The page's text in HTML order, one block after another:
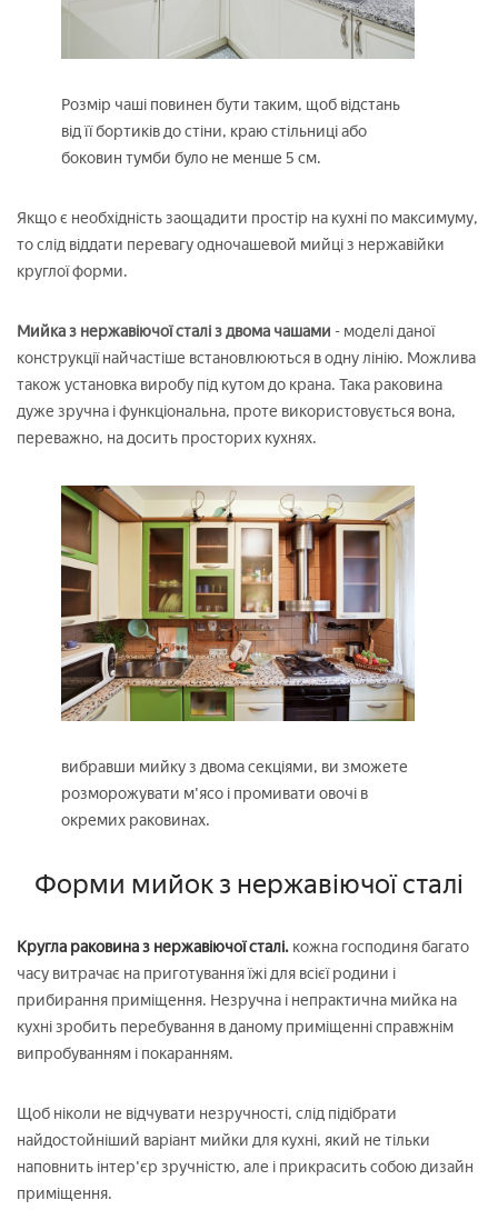
Розмір чаші повинен бути таким, щоб відстань
від її бортиків до стіни, краю стільниці або
боковин тумби було не менше 5 см.
Якщо є необхідність заощадити простір на кухні по максимуму,
то слід віддати перевагу одночашевой мийці з нержавійки
круглої форми.
Мийка з нержавіючої сталі з двома чашами - моделі даної
конструкції найчастіше встановлюються в одну лінію. Можлива
також установка виробу під кутом до крана. Така раковина
дуже зручна і функціональна, проте використовується вона,
переважно, на досить просторих кухнях.
вибравши мийку з двома секціями, ви зможете
розморожувати м'ясо і промивати овочі в
окремих раковинах.
Форми мийок з нержавіючої сталі
Кругла раковина з нержавіючої сталі. кожна господиня багато
часу витрачає на приготування їжі для всієї родини і
прибирання приміщення. Незручна і непрактична мийка на
кухні зробить перебування в даному приміщенні справжнім
випробуванням і покаранням.
Щоб ніколи не відчувати незручності, слід підібрати
найдостойніший варіант мийки для кухні, який не тільки
наповнить інтер'єр зручністю, але і прикрасить собою дизайн
приміщення.